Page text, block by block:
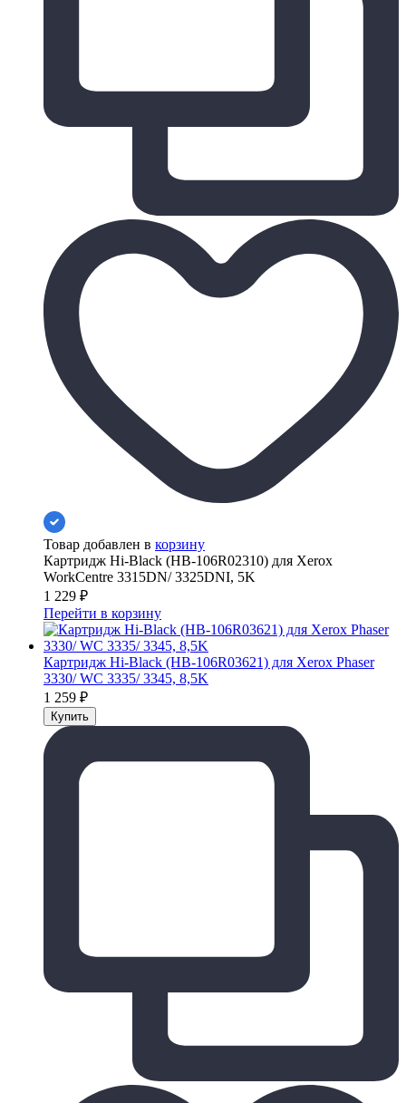
Товар добавлен в корзину
Картридж Hi-Black (HB-106R02310) для Xerox
WorkCentre 3315DN/ 3325DNI, 5K
1 229 ₽
Перейти в корзину
Картридж Hi-Black (HB-106R03621) для Xerox Phaser
3330/ WC 3335/ 3345, 8,5K
1 259 ₽